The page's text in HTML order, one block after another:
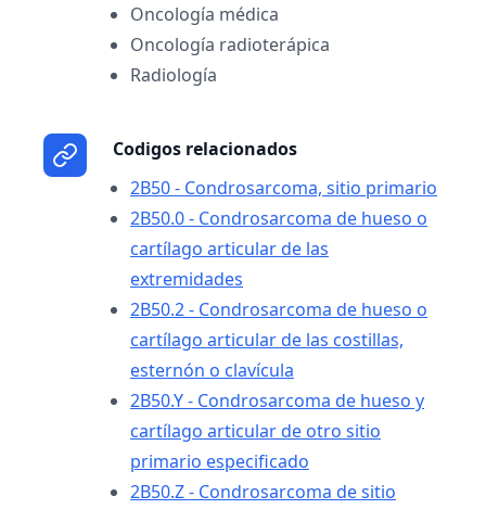
Oncología médica
Oncología radioterápica
Radiología
Codigos relacionados
2B50 - Condrosarcoma, sitio primario
2B50.0 - Condrosarcoma de hueso o
cartílago articular de las
extremidades
2B50.2 - Condrosarcoma de hueso o
cartílago articular de las costillas,
esternón o clavícula
2B50.Y - Condrosarcoma de hueso y
cartílago articular de otro sitio
primario especificado
2B50.Z - Condrosarcoma de sitio